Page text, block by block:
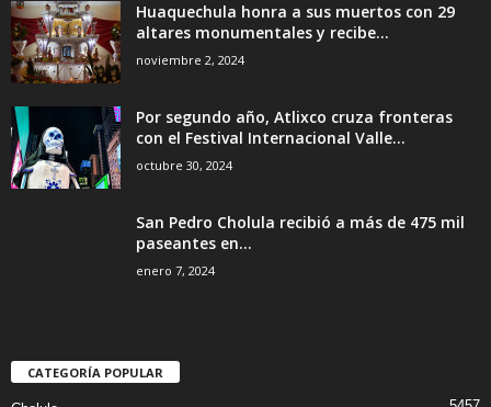
Huaquechula honra a sus muertos con 29
altares monumentales y recibe...
noviembre 2, 2024
Por segundo año, Atlixco cruza fronteras
con el Festival Internacional Valle...
octubre 30, 2024
San Pedro Cholula recibió a más de 475 mil
paseantes en...
enero 7, 2024
CATEGORÍA POPULAR